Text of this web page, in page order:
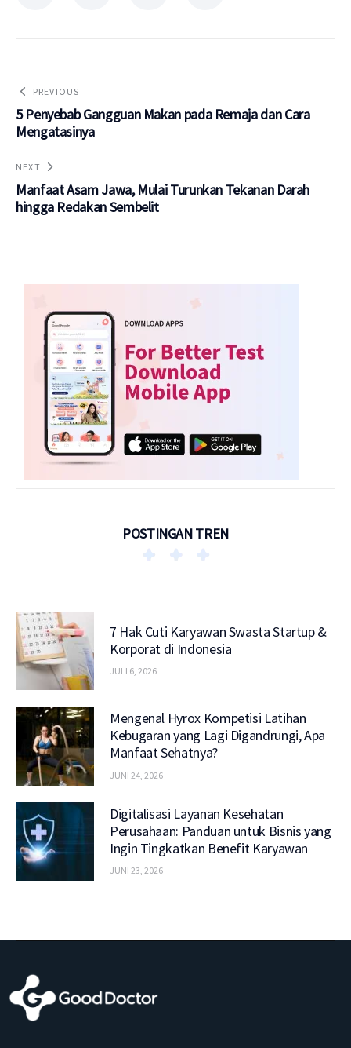
PREVIOUS
5 Penyebab Gangguan Makan pada Remaja dan Cara
Mengatasinya
NEXT
Manfaat Asam Jawa, Mulai Turunkan Tekanan Darah
hingga Redakan Sembelit
POSTINGAN TREN
7 Hak Cuti Karyawan Swasta Startup &
Korporat di Indonesia
JULI 6, 2026
Mengenal Hyrox Kompetisi Latihan
Kebugaran yang Lagi Digandrungi, Apa
Manfaat Sehatnya?
JUNI 24, 2026
Digitalisasi Layanan Kesehatan
Perusahaan: Panduan untuk Bisnis yang
Ingin Tingkatkan Benefit Karyawan
JUNI 23, 2026